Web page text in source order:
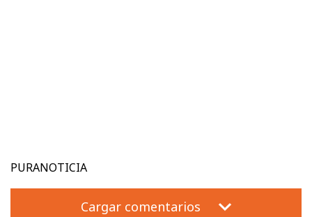
PURANOTICIA
Cargar comentarios